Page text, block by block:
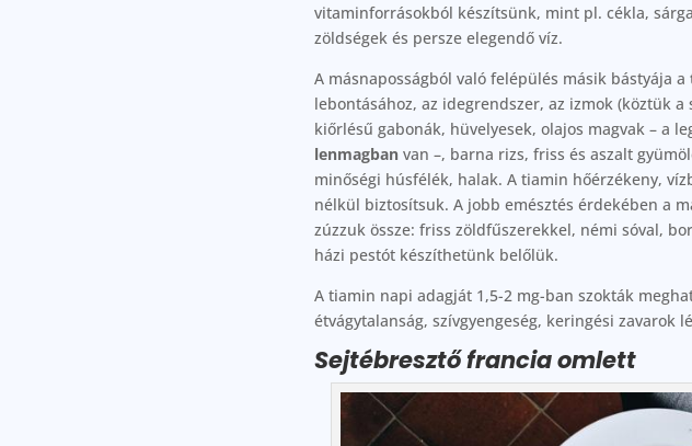
vitaminforrásokból készítsünk, mint pl. cékla,
zöldségek és persze elegendő víz.
A másnaposságból való felépülés másik bástyája a
lebontásához, az idegrendszer, az izmok (köztük
kiőrlésű gabonák, hüvelyesek, olajos magvak – a
lenmagban van –, barna rizs, friss és aszalt
minőségi húsfélék, halak. A tiamin hőérzékeny,
nélkül biztosítsuk. A jobb emésztés érdekében a
zúzzuk össze: friss zöldfűszerekkel, némi sóval,
házi pestót készíthetünk belőlük.
A tiamin napi adagját 1,5-2 mg-ban szokták
étvágytalanság, szívgyengeség, keringési zavarok
Sejtébresztő francia omlett